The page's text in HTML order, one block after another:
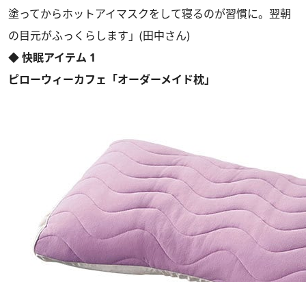
塗ってからホットアイマスクをして寝るのが習慣に。翌朝
の目元がふっくらします」(田中さん)
◆ 快眠アイテム 1
ピローウィーカフェ「オーダーメイド枕」